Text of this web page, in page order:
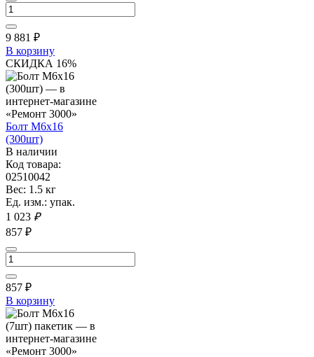
9 881 ₽
В корзину
СКИДКА 16%
Болт М6х16
(300шт)
В наличии
Код товара:
02510042
Вес: 1.5 кг
Ед. изм.: упак.
1 023 ₽
857 ₽
857 ₽
В корзину